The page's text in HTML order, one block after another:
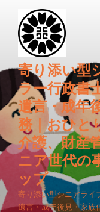
キ
プ
寄り添い型
ラー行政書
遺言・成年
務｜おひと
介護、財産
ニア世代の
ップ
寄り添い型シニアライ
遺言・成年後見・家族